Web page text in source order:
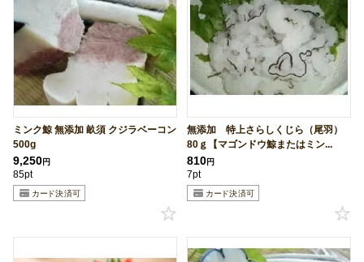
ミンク鯨 無添加 畝須 クジラベーコン
500g
9,250円
85pt
無添加 特上さらしくじら（尾羽）
80ｇ【マゴンドウ鯨またはミン...
810円
7pt